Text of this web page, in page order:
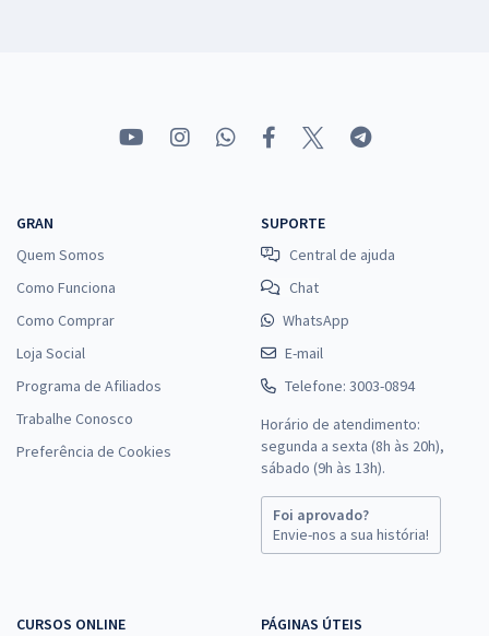
GRAN
Quem Somos
Como Funciona
Como Comprar
Loja Social
Programa de Afiliados
Trabalhe Conosco
Preferência de Cookies
SUPORTE
Central de ajuda
Chat
WhatsApp
E-mail
Telefone: 3003-0894
Horário de atendimento:
segunda a sexta (8h às 20h),
sábado (9h às 13h).
Foi aprovado?
Envie-nos a sua história!
CURSOS ONLINE PÁGINAS ÚTEIS